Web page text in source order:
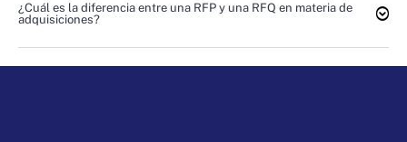
¿Cuál es la diferencia entre una RFP y una RFQ en materia de
adquisiciones?